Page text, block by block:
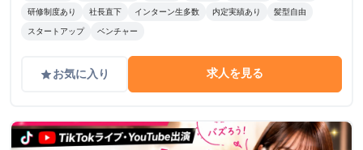
研修制度あり 社長直下 インターン生多数 内定実績あり 髪型自由
スタートアップ ベンチャー
gradeお気に入り 求人を見る